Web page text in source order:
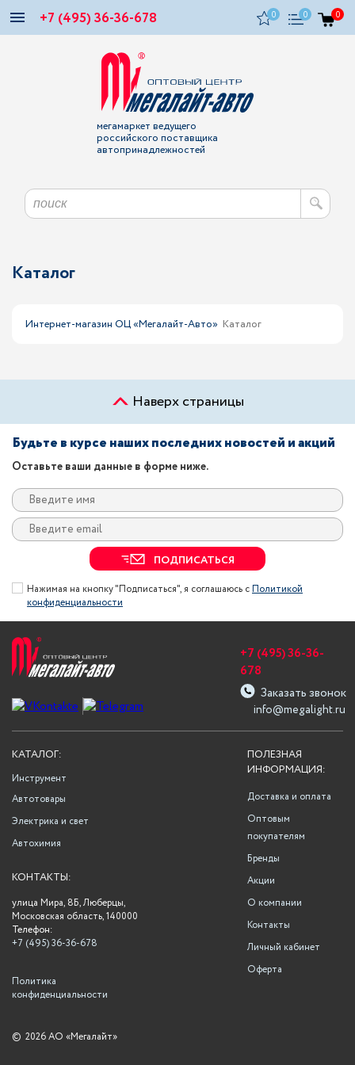
+7 (495) 36-36-678 0 0 0
мегамаркет ведущего
российского поставщика
автопринадлежностей
Каталог
Интернет-магазин ОЦ «Мегалайт-Авто» Каталог
Наверх страницы
Будьте в курсе наших последних новостей и акций
Оставьте ваши данные в форме ниже.
ПОДПИСАТЬСЯ
Нажимая на кнопку "Подписаться", я соглашаюсь сПолитикой
конфиденциальности
info@megalight.ru
+7 (495) 36-36-
678
Заказать звонок
ПОЛЕЗНАЯ
ИНФОРМАЦИЯ:
Доставка и оплата
Оптовым
покупателям
Бренды
Акции
О компании
Контакты
Личный кабинет
Оферта
КАТАЛОГ:
Инструмент
Автотовары
Электрика и свет
Автохимия
КОНТАКТЫ:
улица Мира, 8Б, Люберцы,
Московская область, 140000
Телефон:
+7 (495) 36-36-678
Политика
конфиденциальности
© 2026 АО «Мегалайт»